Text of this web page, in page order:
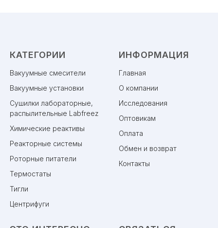
КАТЕГОРИИ
Вакуумные смесители
Вакуумные установки
Сушилки лабораторные,
распылительные Labfreez
Химические реактивы
Реакторные системы
Роторные питатели
Термостаты
Тигли
Центрифуги
ИНФОРМАЦИЯ
Главная
О компании
Исследования
Оптовикам
Оплата
Обмен и возврат
Контакты